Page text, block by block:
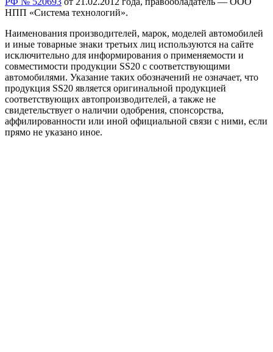
НПП «Система технологий».
Наименования производителей, марок, моделей автомобилей
и иные товарные знаки третьих лиц используются на сайте
исключительно для информирования о применяемости и
совместимости продукции SS20 с соответствующими
автомобилями. Указание таких обозначений не означает, что
продукция SS20 является оригинальной продукцией
соответствующих автопроизводителей, а также не
свидетельствует о наличии одобрения, спонсорства,
аффилированности или иной официальной связи с ними, если
прямо не указано иное.